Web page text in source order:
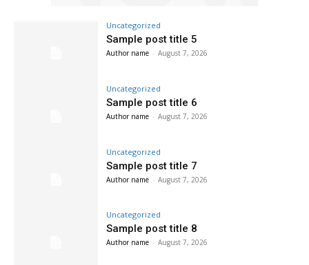
Uncategorized
Sample post title 5
Author name - August 7, 2026
Uncategorized
Sample post title 6
Author name - August 7, 2026
Uncategorized
Sample post title 7
Author name - August 7, 2026
Uncategorized
Sample post title 8
Author name - August 7, 2026